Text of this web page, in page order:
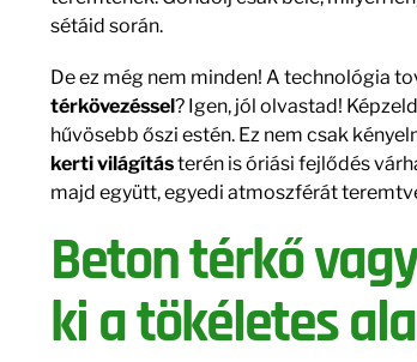
sétáid során.
De ez még nem minden! A technológia
térkövezéssel? Igen, jól olvastad!
hűvösebb őszi estén. Ez nem csak
kerti világításterén is óriási fejlődés
majd együtt, egyedi atmoszférát
Beton térkő
ki a tökéletes